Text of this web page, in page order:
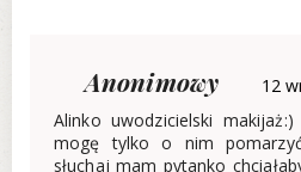
Anonimowy
12
Alinko uwodzicielski
mogę tylko o nim
słuchaj mam pytanko